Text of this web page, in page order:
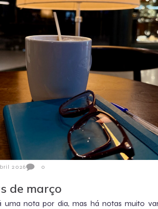
2026 0
de março
uma nota por dia, mas há notas muito